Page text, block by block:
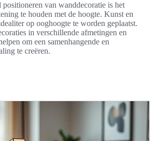
van wanddecoratie is het
te houden met de hoogte. Kunst en
op ooghoogte te worden geplaatst.
in verschillende afmetingen en
om een samenhangende en
te creëren.